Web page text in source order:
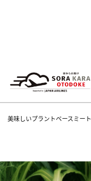
美味しいプラントベースミート